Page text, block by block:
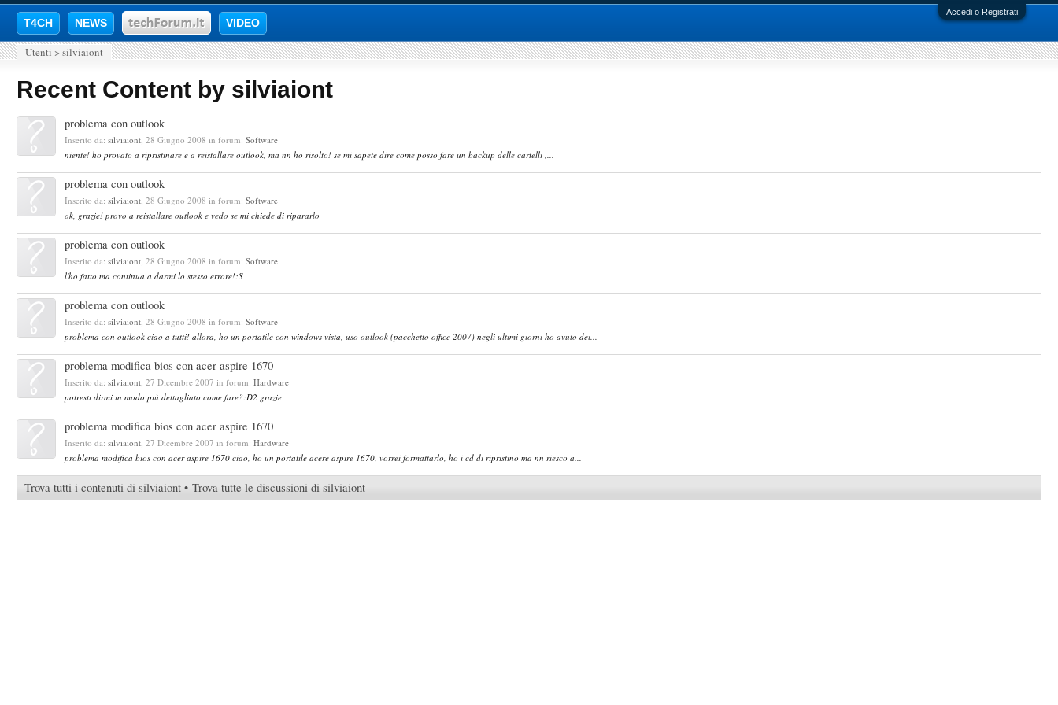
Accedi o Registrati
T4CH NEWS VIDEO
Utenti > silviaiont
Recent Content by silviaiont
problema con outlook
Inserito da: silviaiont, 28 Giugno 2008 in forum: Software
niente! ho provato a ripristinare e a reistallare outlook, ma nn ho risolto! se mi sapete dire come posso fare un backup delle cartelli ,...
problema con outlook
Inserito da: silviaiont, 28 Giugno 2008 in forum: Software
ok, grazie! provo a reistallare outlook e vedo se mi chiede di ripararlo
problema con outlook
Inserito da: silviaiont, 28 Giugno 2008 in forum: Software
l'ho fatto ma continua a darmi lo stesso errore!:S
problema con outlook
Inserito da: silviaiont, 28 Giugno 2008 in forum: Software
problema con outlook ciao a tutti! allora, ho un portatile con windows vista, uso outlook (pacchetto office 2007) negli ultimi giorni ho avuto dei...
problema modifica bios con acer aspire 1670
Inserito da: silviaiont, 27 Dicembre 2007 in forum: Hardware
potresti dirmi in modo più dettagliato come fare?:D2 grazie
problema modifica bios con acer aspire 1670
Inserito da: silviaiont, 27 Dicembre 2007 in forum: Hardware
problema modifica bios con acer aspire 1670 ciao, ho un portatile acere aspire 1670, vorrei formattarlo, ho i cd di ripristino ma nn riesco a...
Trova tutti i contenuti di silviaiont Trova tutte le discussioni di silviaiont